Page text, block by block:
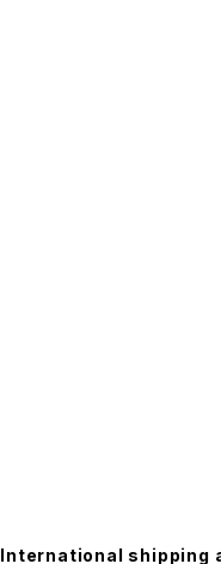
International shipping